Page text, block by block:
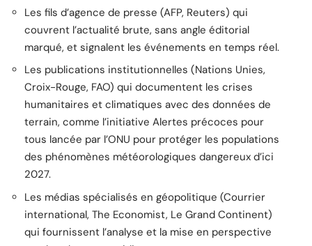
Les fils d’agence de presse (AFP, Reuters) qui
couvrent l’actualité brute, sans angle éditorial
marqué, et signalent les événements en temps réel.
Les publications institutionnelles (Nations Unies,
Croix-Rouge, FAO) qui documentent les crises
humanitaires et climatiques avec des données de
terrain, comme l’initiative Alertes précoces pour
tous lancée par l’ONU pour protéger les populations
des phénomènes météorologiques dangereux d’ici
2027.
Les médias spécialisés en géopolitique (Courrier
international, The Economist, Le Grand Continent)
qui fournissent l’analyse et la mise en perspective